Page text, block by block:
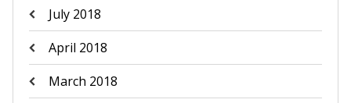
July 2018
April 2018
March 2018